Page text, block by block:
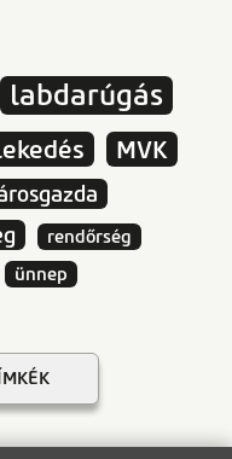
labdarúgás
MVK
rendőrség
ünnep